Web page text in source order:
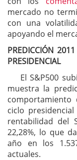
mercado no
con una
apoyando el
PREDICCIÓN
PRESIDENCIAL
El S&P500
muestra la
ciclo
rentabilidad del
22,28%, lo que
año en los
actuales.